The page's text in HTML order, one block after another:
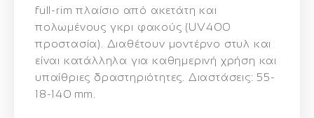
full-rim πλαίσιο από ακετάτη και
πολωμένους γκρι φακούς (UV400
προστασία). Διαθέτουν μοντέρνο στυλ και
είναι κατάλληλα για καθημερινή χρήση και
υπαίθριες δραστηριότητες. Διαστάσεις: 55-
18-140 mm.